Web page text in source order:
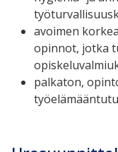
avoimen
opinnot, jotka
palkaton,